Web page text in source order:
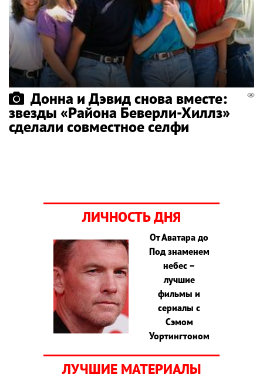
Донна и Дэвид снова вместе:
звезды «Района Беверли-Хиллз»
сделали совместное селфи
ЛИЧНОСТЬ ДНЯ
От Аватара до
Под знаменем
небес –
лучшие
фильмы и
сериалы с
Сэмом
Уортингтоном
ЛУЧШИЕ МАТЕРИАЛЫ